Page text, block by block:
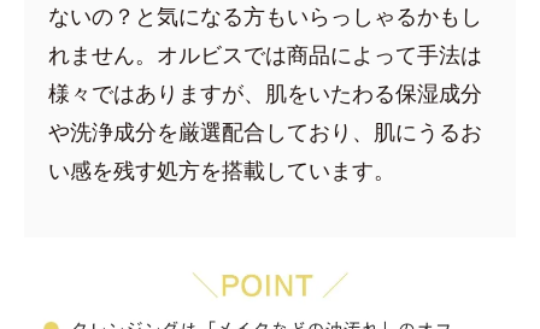
ないの？と気になる方もいらっしゃるかもし
れません。オルビスでは商品によって手法は
様々ではありますが、肌をいたわる保湿成分
や洗浄成分を厳選配合しており、肌にうるお
い感を残す処方を搭載しています。